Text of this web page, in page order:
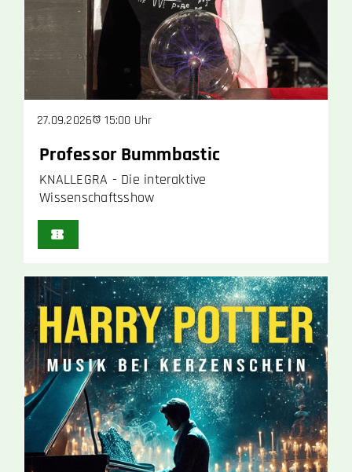
27.09.2026 15:00 Uhr
Professor Bummbastic
KNALLEGRA - Die interaktive
Wissenschaftsshow